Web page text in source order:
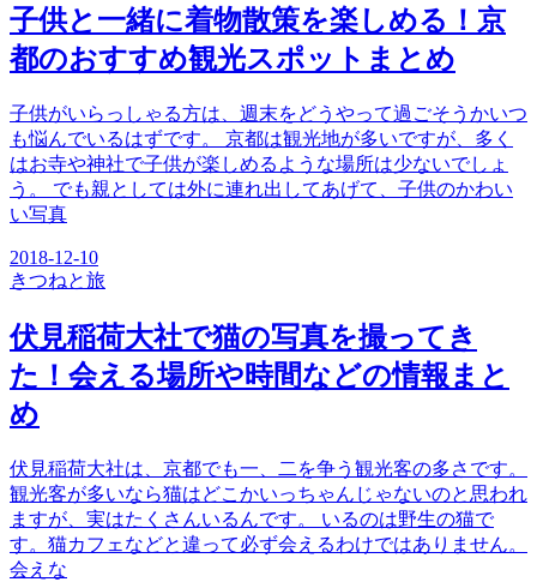
子供と一緒に着物散策を楽しめる！京
都のおすすめ観光スポットまとめ
子供がいらっしゃる方は、週末をどうやって過ごそうかいつ
も悩んでいるはずです。 京都は観光地が多いですが、多く
はお寺や神社で子供が楽しめるような場所は少ないでしょ
う。 でも親としては外に連れ出してあげて、子供のかわい
い写真
2018-12-10
きつねと旅
伏見稲荷大社で猫の写真を撮ってき
た！会える場所や時間などの情報まと
め
伏見稲荷大社は、京都でも一、二を争う観光客の多さです。
観光客が多いなら猫はどこかいっちゃんじゃないのと思われ
ますが、実はたくさんいるんです。 いるのは野生の猫で
す。猫カフェなどと違って必ず会えるわけではありません。
会えな